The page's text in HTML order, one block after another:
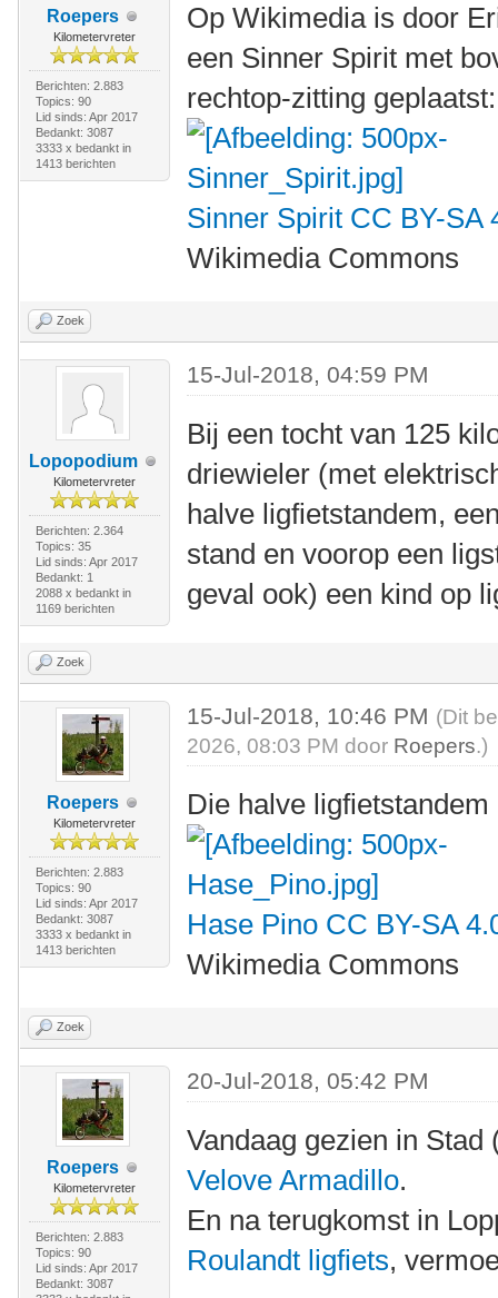
Roepers
Kilometervreter
Berichten: 2.883
Topics: 90
Lid sinds: Apr 2017
Bedankt: 3087
3333 x bedankt in
1413 berichten
Op Wikimedia is door
een Sinner Spirit met
rechtop-zitting geplaatst:
Sinner Spirit CC BY-SA
Wikimedia Commons
Zoek
Lopopodium
Kilometervreter
Berichten: 2.364
Topics: 35
Lid sinds: Apr 2017
Bedankt: 1
2088 x bedankt in
1169 berichten
15-Jul-2018, 04:59 PM
Bij een tocht van 125
driewieler (met
halve ligfietstandem,
stand en voorop een
geval ook) een kind op
Zoek
Roepers
Kilometervreter
Berichten: 2.883
Topics: 90
Lid sinds: Apr 2017
Bedankt: 3087
3333 x bedankt in
1413 berichten
15-Jul-2018, 10:46 PM (Dit
2026, 08:03 PM door Roepers.)
Die halve
Hase Pino CC BY-SA
Wikimedia Commons
Zoek
Roepers
Kilometervreter
Berichten: 2.883
Topics: 90
Lid sinds: Apr 2017
Bedankt: 3087
20-Jul-2018, 05:42 PM
Vandaag gezien in
Velove Armadillo.
En na terugkomst in
Roulandt ligfiets,